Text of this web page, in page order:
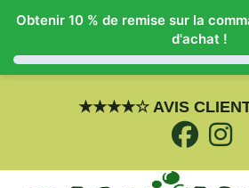
Obtenir 10 % de remise sur la
d'achat !
★★★★☆ AVIS